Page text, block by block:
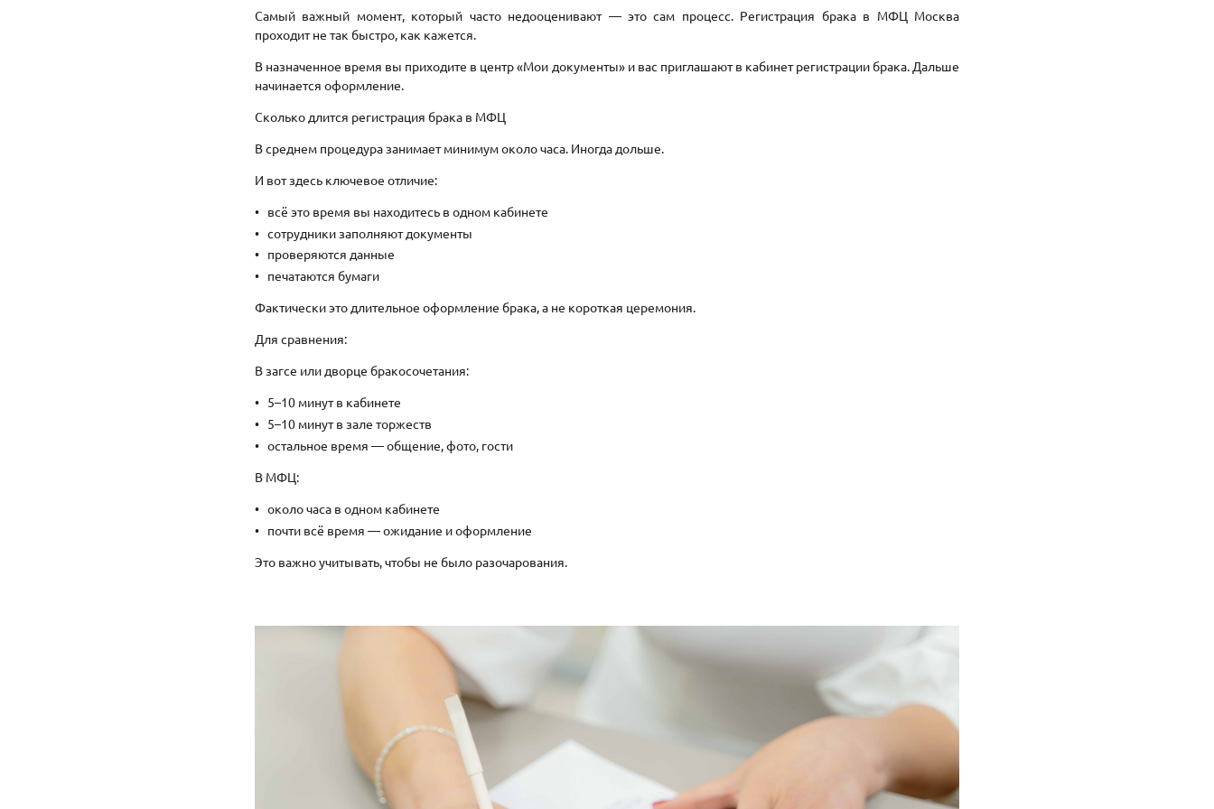
Самый важный момент, который часто недооценивают — это сам процесс. Регистрация брака в МФЦ Москва
проходит не так быстро, как кажется.
В назначенное время вы приходите в центр «Мои документы» и вас приглашают в кабинет регистрации брака. Дальше
начинается оформление.
Сколько длится регистрация брака в МФЦ
В среднем процедура занимает минимум около часа. Иногда дольше.
И вот здесь ключевое отличие:
всё это время вы находитесь в одном кабинете
сотрудники заполняют документы
проверяются данные
печатаются бумаги
Фактически это длительное оформление брака, а не короткая церемония.
Для сравнения:
В загсе или дворце бракосочетания:
5–10 минут в кабинете
5–10 минут в зале торжеств
остальное время — общение, фото, гости
В МФЦ:
около часа в одном кабинете
почти всё время — ожидание и оформление
Это важно учитывать, чтобы не было разочарования.